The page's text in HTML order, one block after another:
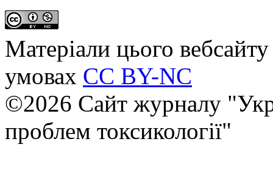
Матеріали цього
умовах CC BY-NC
©2026 Сайт журналу
проблем токсикології"